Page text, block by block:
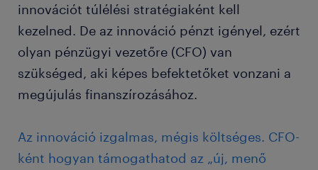
innovációt túlélési stratégiaként kell
kezelned. De az innováció pénzt igényel, ezért
olyan pénzügyi vezetőre (CFO) van
szükséged, aki képes befektetőket vonzani a
megújulás finanszírozásához.
Az innováció izgalmas, mégis költséges. CFO-
ként hogyan támogathatod az „új, menő